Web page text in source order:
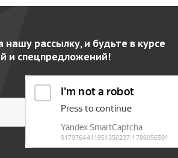
рассылку, и будьте в курсе
и спецпредложений!